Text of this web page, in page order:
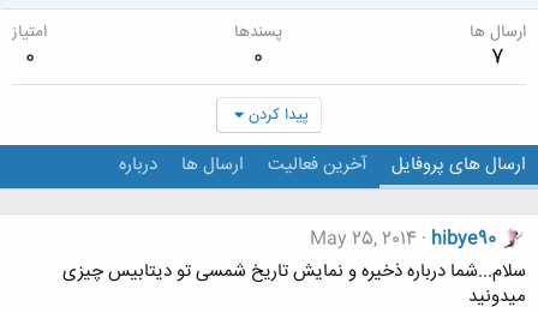
ارسال ها
7
پسندها
0
امتیاز
0
پیدا کردن
ارسال های پروفایل آخرین فعالیت ارسال ها درباره
hibye90
May 25, 2014
سلام...شما درباره ذخیره و نمایش تاریخ شمسی تو دیتابیس چیزی
میدونید